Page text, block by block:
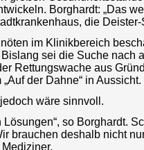
Borghardt: „Das
die Deister-
im Klinikbereich
sei die Suche nach
Rettungswache aus
der Dahne“ in Aussicht.
wäre sinnvoll.
so Borghardt.
brauchen deshalb nicht